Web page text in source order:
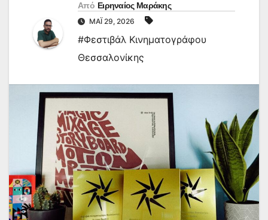
Από Ειρηναίος Μαράκης
ΜΆΙ 29, 2026
#Φεστιβάλ Κινηματογράφου
Θεσσαλονίκης